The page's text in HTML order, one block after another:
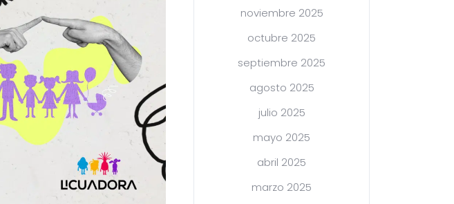
noviembre 2025
octubre 2025
septiembre 2025
agosto 2025
julio 2025
mayo 2025
abril 2025
marzo 2025